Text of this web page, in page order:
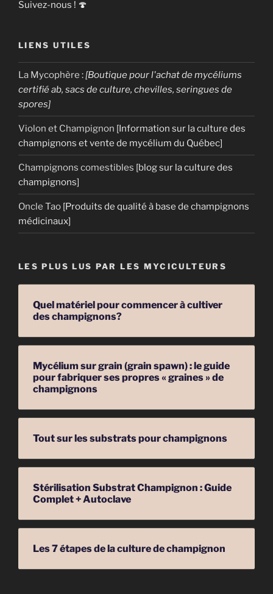
Suivez-nous ! 🍄
LIENS UTILES
La Mycophère :[Boutique pour l'achat de mycéliums
certifié ab, sacs de culture, chevilles, seringues de
spores]
Violon et Champignon [Information sur la culture des
champignons et vente de mycélium du Québec]
Champignons comestibles [blog sur la culture des
champignons]
Oncle Tao [Produits de qualité à base de champignons
médicinaux]
LES PLUS LUS PAR LES MYCICULTEURS
Quel matériel pour commencer à cultiver
des champignons?
Mycélium sur grain (grain spawn) : le guide
pour fabriquer ses propres « graines » de
champignons
Tout sur les substrats pour champignons
Stérilisation Substrat Champignon : Guide
Complet + Autoclave
Les 7 étapes de la culture de champignon